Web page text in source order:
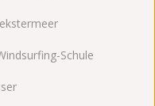
Schule